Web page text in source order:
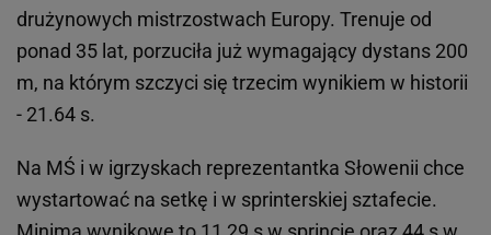
drużynowych mistrzostwach Europy. Trenuje od
ponad 35 lat, porzuciła już wymagający dystans 200
m, na którym szczyci się trzecim wynikiem w historii
- 21.64 s.
Na MŚ i w igrzyskach reprezentantka Słowenii chce
wystartować na setkę i w sprinterskiej sztafecie.